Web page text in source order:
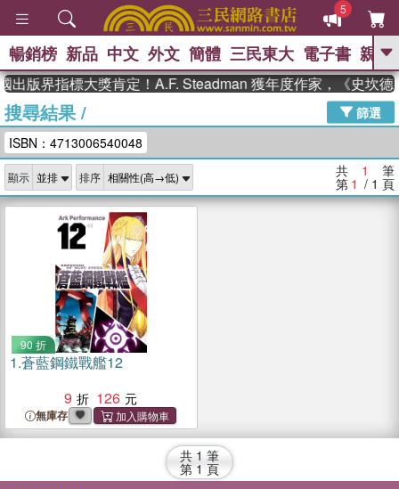
5
GO
高希均教授回憶錄
、 The Odyssey 、 父親節 、 如果歷
獎 臺灣漫遊錄 、 方念華 、 台灣的李
登輝時代
數學女孩：黎曼猜想 、
偉大的迷走神經
暢銷榜 新品 中文 外文 簡體 三民東大 電子書 親子
出版界指標大獎肯定！A.F. Steadman 獲年度作家，《史坎德
搜尋結果/
篩選
ISBN：4713006540048
顯示 排序 共 1 筆
第 1 / 1 頁
90 折
1.蒼藍鋼鐵戰艦12
9
126
無庫存
共 1 筆
第 1 頁